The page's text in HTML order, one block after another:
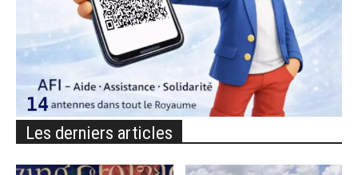
Les derniers articles